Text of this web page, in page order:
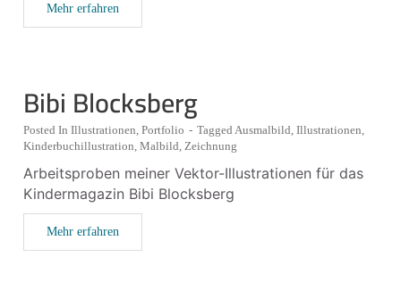
Mehr erfahren
Bibi Blocksberg
Posted In Illustrationen Portfolio - Tagged Ausmalbild Illustrationen
Kinderbuchillustration Malbild Zeichnung
Arbeitsproben meiner Vektor-Illustrationen für das
Kindermagazin Bibi Blocksberg
Mehr erfahren